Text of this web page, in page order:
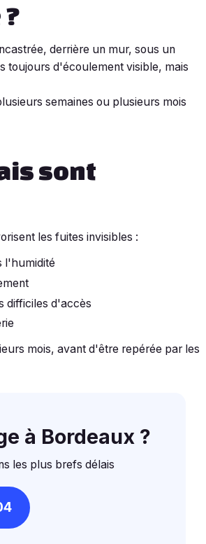
derrière un mur, sous un
toujours d'écoulement visible, mais
semaines ou plusieurs mois
sont
les fuites invisibles :
l'humidité
difficiles d'accès
mois, avant d'être repérée par les
à Bordeaux ?
les plus brefs délais